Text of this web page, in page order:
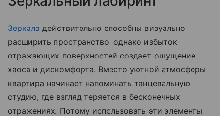
Зеркала действительно способны визуально
расширить пространство, однако избыток
отражающих поверхностей создает ощущение
хаоса и дискомфорта. Вместо уютной атмосферы
квартира начинает напоминать танцевальную
студию, где взгляд теряется в бесконечных
отражениях. Потому использовать эти элементы